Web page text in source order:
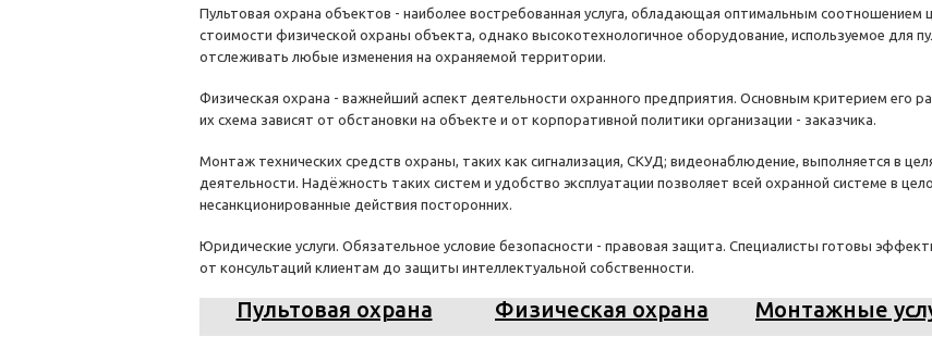
Пультовая охрана объектов - наиболее востребованная услуга, обладающая оптимальным соотношением
стоимости физической охраны объекта, однако высокотехнологичное оборудование, используемое для
отслеживать любые изменения на охраняемой территории.
Физическая охрана - важнейший аспект деятельности охранного предприятия. Основным критерием его
их схема зависят от обстановки на объекте и от корпоративной политики организации - заказчика.
Монтаж технических средств охраны, таких как сигнализация, СКУД; видеонаблюдение, выполняется в
деятельности. Надёжность таких систем и удобство эксплуатации позволяет всей охранной системе в
несанкционированные действия посторонних.
Юридические услуги. Обязательное условие безопасности - правовая защита. Специалисты готовы
от консультаций клиентам до защиты интеллектуальной собственности.
Пультовая охрана Физическая охрана Монтажные